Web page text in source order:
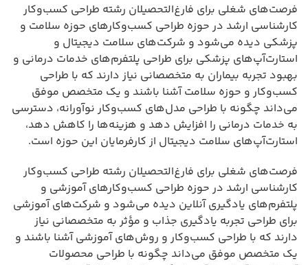
فرصت‌های شغلی برای فارغ‌التحصیلان رشته طراحی کسب‌وکار
کارشناسی ارشد در حوزه طراحی کسب‌وکارهای حوزه سلامت و
پزشکی دیده می‌شود و شرکت‌های سلامت دیجیتال و
استارت‌آپ‌های پزشکی برای طراحی پلتفرم‌های خدمات درمانی و
بهبود تجربه بیماران به متخصصانی نیاز دارند که با طراحی
کسب‌وکار و حوزه سلامت آشنا باشند و یک متخصص موفق
می‌داند چگونه با طراحی مدل‌های کسب‌وکار نوآورانه، دسترسی
به خدمات درمانی را افزایش دهد و هزینه‌ها را کاهش دهد،
استارت‌آپ‌های سلامت دیجیتال از کارفرمایان این حوزه است.
فرصت‌های شغلی برای فارغ‌التحصیلان رشته طراحی کسب‌وکار
کارشناسی ارشد در حوزه طراحی کسب‌وکارهای آموزشی و
پلتفرم‌های یادگیری آنلاین دیده می‌شود و شرکت‌های آموزشی
برای طراحی تجربه یادگیری جذاب و مؤثر به متخصصانی نیاز
دارند که با طراحی کسب‌وکار و روش‌های آموزشی آشنا باشند و
یک متخصص موفق می‌داند چگونه با طراحی محصولات